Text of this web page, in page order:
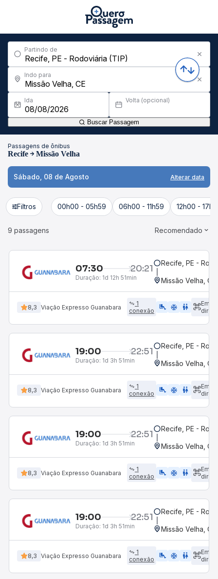
Partindo de
Indo para
Ida Volta (opcional)
Buscar Passagem
Passagens de ônibus
Recife Missão Velha
Sábado, 08 de Agosto Alterar data
Filtros 00h00 - 05h59 06h00 - 11h59 12h00 -
9 passagens Recomendado
07:30 20:21
Duração: 1d 12h 51min
Recife, PE -
Missão Velha, CE
8,3 Viação Expresso Guanabara
1
conexão
airline_seat_legroom_extra ac_unit WC
direto
19:00 22:51
Duração: 1d 3h 51min
Recife, PE -
Missão Velha, CE
8,3 Viação Expresso Guanabara
1
conexão
airline_seat_legroom_extra ac_unit wc
direto
19:00 22:51
Duração: 1d 3h 51min
Recife, PE -
Missão Velha, CE
8,3 Viação Expresso Guanabara
1
conexão
airline_seat_legroom_extra ac_unit wc
direto
19:00 22:51
Duração: 1d 3h 51min
Recife, PE -
Missão Velha, CE
8,3 Viação Expresso Guanabara
1
conexão
airline_seat_legroom_extra ac_unit wc
direto